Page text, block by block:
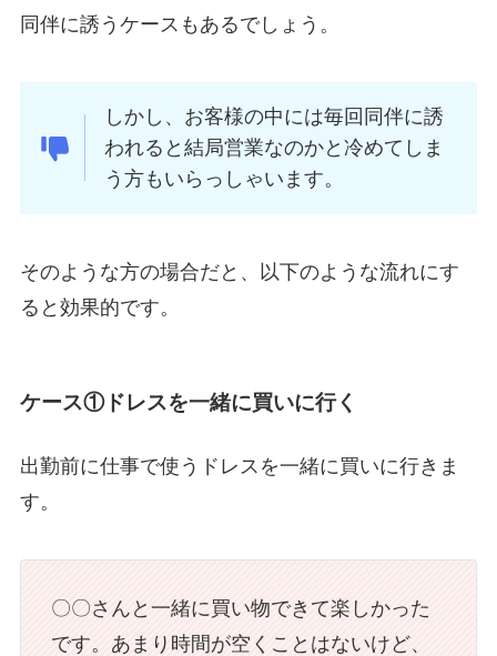
同伴に誘うケースもあるでしょう。
しかし、お客様の中には毎回同伴に誘
われると結局営業なのかと冷めてしま
う方もいらっしゃいます。
そのような方の場合だと、以下のような流れにす
ると効果的です。
ケース①ドレスを一緒に買いに行く
出勤前に仕事で使うドレスを一緒に買いに行きま
す。
〇〇さんと一緒に買い物できて楽しかった
です。あまり時間が空くことはないけど、